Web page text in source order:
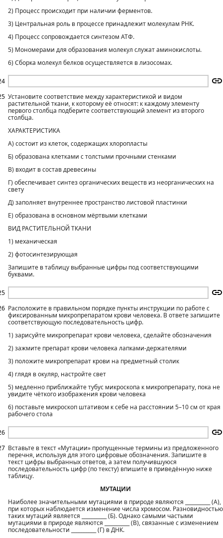
2) Процесс происходит при наличии ферментов.
3) Центральная роль в процессе принадлежит молекулам РНК.
4) Процесс сопровождается синтезом АТФ.
5) Мономерами для образования молекул служат аминокислоты.
6) Сборка молекул белков осуществляется в лизосомах.
Установите соответствие между характеристикой и видом
растительной ткани, к которому её относят: к каждому элементу
первого столбца подберите соответствующий элемент из второго
столбца.
ХАРАКТЕРИСТИКА
А) состоит из клеток, содержащих хлоропласты
Б) образована клетками с толстыми прочными стенками
В) входит в состав древесины
Г) обеспечивает синтез органических веществ из неорганических на
свету
Д) заполняет внутреннее пространство листовой пластинки
Е) образована в основном мёртвыми клетками
ВИД РАСТИТЕЛЬНОЙ ТКАНИ
1) механическая
2) фотосинтезирующая
Запишите в таблицу выбранные цифры под соответствующими
буквами.
Расположите в правильном порядке пункты инструкции по работе с
фиксированным микропрепаратом крови человека. В ответе запишите
соответствующую последовательность цифр.
1) зарисуйте микропрепарат крови человека, сделайте обозначения
2) зажмите препарат крови человека лапками-держателями
3) положите микропрепарат крови на предметный столик
4) глядя в окуляр, настройте свет
5) медленно приближайте тубус микроскопа к микропрепарату, пока не
увидите чёткого изображения крови человека
6) поставьте микроскоп штативом к себе на расстоянии 5–10 см от края
рабочего стола
Вставьте в текст «Мутации» пропущенные термины из предложенного
перечня, используя для этого цифровые обозначения. Запишите в
текст цифры выбранных ответов, а затем получившуюся
последовательность цифр (по тексту) впишите в приведённую ниже
таблицу.
МУТАЦИИ
Наиболее значительными мутациями в природе являются __________ (А),
при которых наблюдается изменение числа хромосом. Разновидностью
таких мутаций является __________ (Б). Однако самыми частыми
мутациями в природе являются __________ (В), связанные с изменением
последовательности __________ (Г) в ДНК.